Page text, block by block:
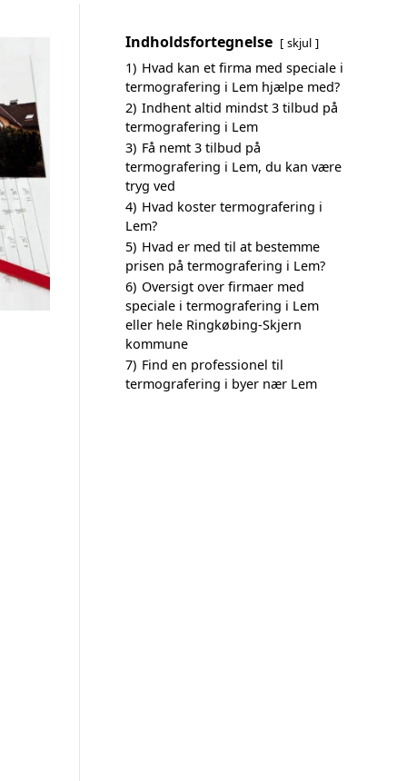
Indholdsfortegnelse skjul
1) Hvad kan et firma med speciale i
termografering i Lem hjælpe med?
2) Indhent altid mindst 3 tilbud på
termografering i Lem
3) Få nemt 3 tilbud på
termografering i Lem, du kan være
tryg ved
4) Hvad koster termografering i
Lem?
5) Hvad er med til at bestemme
prisen på termografering i Lem?
6) Oversigt over firmaer med
speciale i termografering i Lem
eller hele Ringkøbing-Skjern
kommune
7) Find en professionel til
termografering i byer nær Lem